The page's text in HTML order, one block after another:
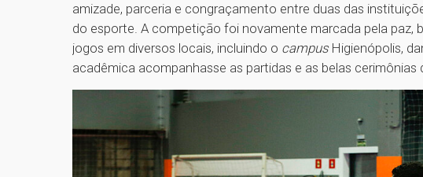
amizade, parceria e congraçamento entre duas das
do esporte. A competição foi novamente marcada pela paz,
jogos em diversos locais, incluindo o campus Higienópolis,
acadêmica acompanhasse as partidas e as belas cerimônias